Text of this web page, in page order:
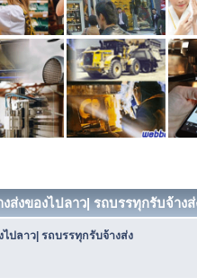
งของไปลาว| รถบรรทุกรับจ้าง
ปลาว| รถบรรทุกรับจ้างส่ง